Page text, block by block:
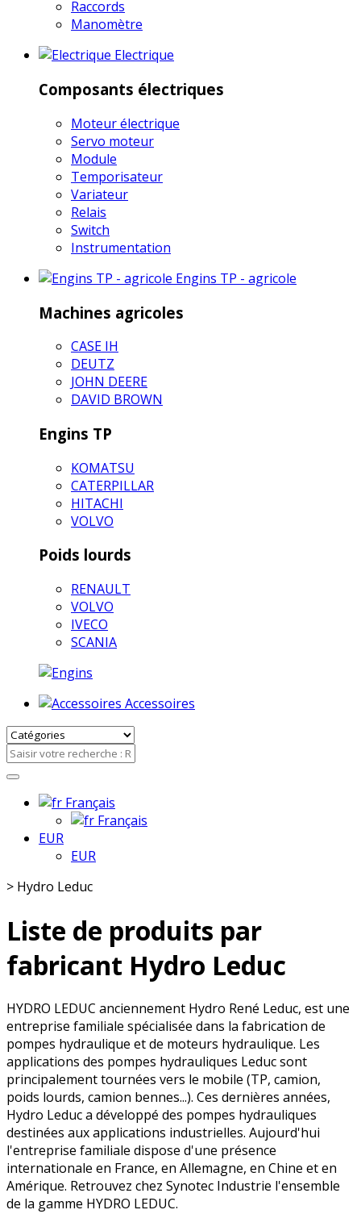
Raccords
Manomètre
Electrique
Composants électriques
Moteur électrique
Servo moteur
Module
Temporisateur
Variateur
Relais
Switch
Instrumentation
Engins TP - agricole
Machines agricoles
CASE IH
DEUTZ
JOHN DEERE
DAVID BROWN
Engins TP
KOMATSU
CATERPILLAR
HITACHI
VOLVO
Poids lourds
RENAULT
VOLVO
IVECO
SCANIA
Accessoires
Français
Français
EUR
EUR
> Hydro Leduc
Liste de produits par
fabricant Hydro Leduc
HYDRO LEDUC anciennement Hydro René Leduc, est une
entreprise familiale spécialisée dans la fabrication de
pompes hydraulique et de moteurs hydraulique. Les
applications des pompes hydrauliques Leduc sont
principalement tournées vers le mobile (TP, camion,
poids lourds, camion bennes...). Ces dernières années,
Hydro Leduc a développé des pompes hydrauliques
destinées aux applications industrielles. Aujourd'hui
l'entreprise familiale dispose d'une présence
internationale en France, en Allemagne, en Chine et en
Amérique. Retrouvez chez Synotec Industrie l'ensemble
de la gamme HYDRO LEDUC.